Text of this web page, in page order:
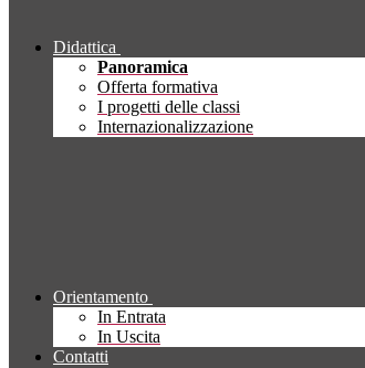
Didattica
Panoramica
Offerta formativa
I progetti delle classi
Internazionalizzazione
Orientamento
In Entrata
In Uscita
Contatti